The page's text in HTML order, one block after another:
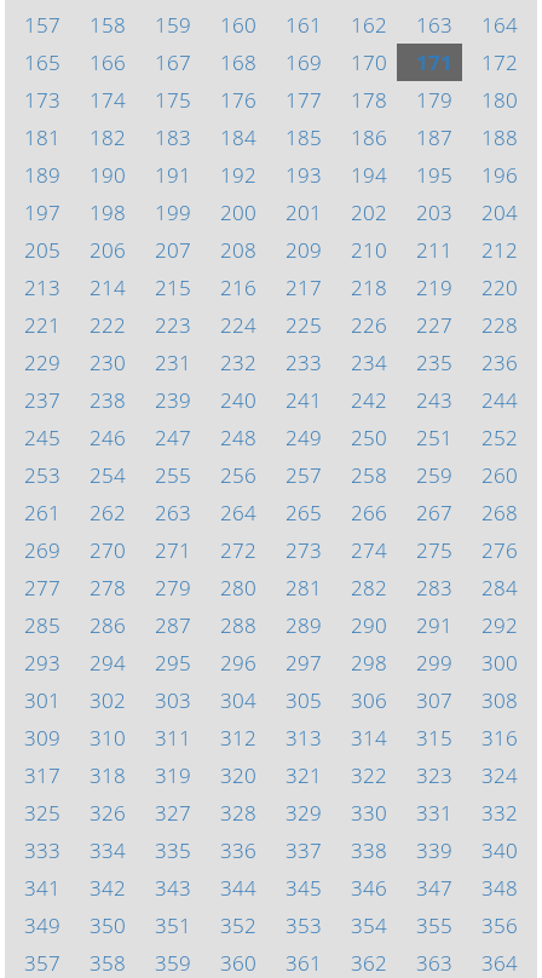
157
158 159 160 161 162 163
164
165
166 167 168 169 170 171
172
173
174 175 176 177 178 179
180
181
182 183 184 185 186 187
188
189
190 191 192 193 194 195
196
197
198 199 200 201 202 203
204
205
206 207 208 209 210 211
212
213
214 215 216 217 218 219
220
221
222 223 224 225 226 227
228
229
230 231 232 233 234 235
236
237
238 239 240 241 242 243
244
245
246 247 248 249 250 251
252
253
254 255 256 257 258 259
260
261
262 263 264 265 266 267
268
269
270 271 272 273 274 275
276
277
278 279 280 281 282 283
284
285
286 287 288 289 290 291
292
293
294 295 296 297 298 299
300
301
302 303 304 305 306 307
308
309
310 311 312 313 314 315
316
317
318 319 320 321 322 323
324
325
326 327 328 329 330 331
332
333
334 335 336 337 338 339
340
341
342 343 344 345 346 347
348
349
350 351 352 353 354 355
356
357
358 359 360 361 362 363 364